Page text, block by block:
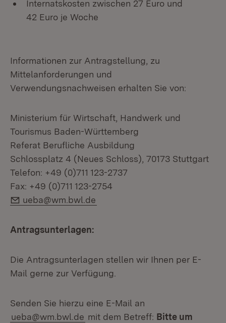
Internatskosten zwischen 27 Euro und
42 Euro je Woche
Informationen zur Antragstellung, zu
Mittelanforderungen und
Verwendungsnachweisen erhalten Sie von:
Ministerium für Wirtschaft, Handwerk und
Tourismus Baden-Württemberg
Referat Berufliche Ausbildung
Schlossplatz 4 (Neues Schloss), 70173 Stuttgart
Telefon: +49 (0)711 123-2737
Fax: +49 (0)711 123-2754
E-Mail:
ueba@wm.bwl.de
Antragsunterlagen:
Die Antragsunterlagen stellen wir Ihnen per E-
Mail gerne zur Verfügung.
Senden Sie hierzu eine E-Mail an
ueba@wm.bwl.de mit dem Betreff: Bitte um